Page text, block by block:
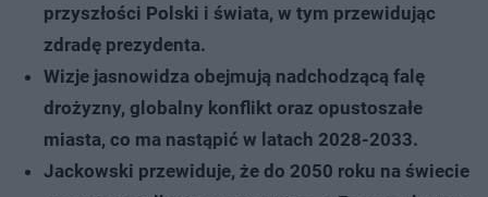
przyszłości Polski i świata, w tym przewidując
zdradę prezydenta.
Wizje jasnowidza obejmują nadchodzącą falę
drożyzny, globalny konflikt oraz opustoszałe
miasta, co ma nastąpić w latach 2028-2033.
Jackowski przewiduje, że do 2050 roku na świecie